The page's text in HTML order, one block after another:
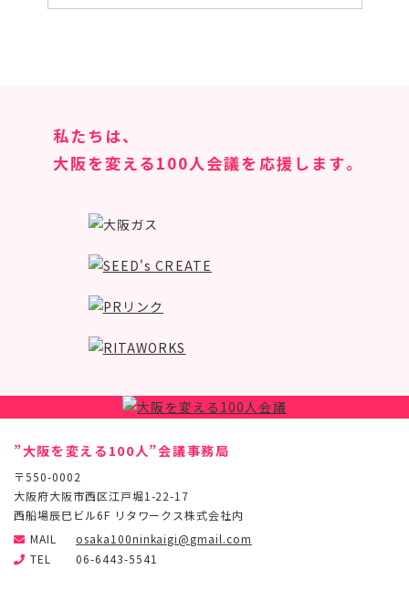
私たちは、
大阪を変える100人会議を応援します｡
”大阪を変える100人”会議事務局
〒550-0002
大阪府大阪市西区江戸堀1-22-17
西船場辰巳ビル6F リタワークス株式会社内
MAIL
osaka100ninkaigi@gmail.com
TEL
06-6443-5541